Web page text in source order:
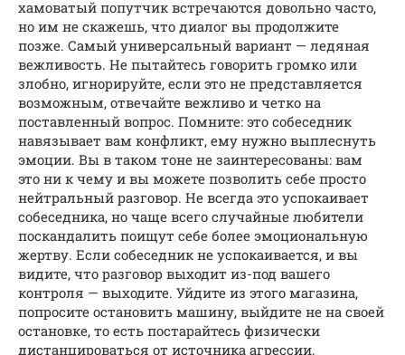
хамоватый попутчик встречаются довольно часто,
но им не скажешь, что диалог вы продолжите
позже. Самый универсальный вариант — ледяная
вежливость. Не пытайтесь говорить громко или
злобно, игнорируйте, если это не представляется
возможным, отвечайте вежливо и четко на
поставленный вопрос. Помните: это собеседник
навязывает вам конфликт, ему нужно выплеснуть
эмоции. Вы в таком тоне не заинтересованы: вам
это ни к чему и вы можете позволить себе просто
нейтральный разговор. Не всегда это успокаивает
собеседника, но чаще всего случайные любители
поскандалить поищут себе более эмоциональную
жертву. Если собеседник не успокаивается, и вы
видите, что разговор выходит из-под вашего
контроля — выходите. Уйдите из этого магазина,
попросите остановить машину, выйдите не на своей
остановке, то есть постарайтесь физически
дистанцироваться от источника агрессии,